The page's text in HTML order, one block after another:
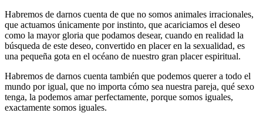
Habremos de darnos cuenta de que no somos animales irracionales,
que actuamos únicamente por instinto, que acariciamos el deseo
como la mayor gloria que podamos desear, cuando en realidad la
búsqueda de este deseo, convertido en placer en la sexualidad, es
una pequeña gota en el océano de nuestro gran placer espiritual.
Habremos de darnos cuenta también que podemos querer a todo el
mundo por igual, que no importa cómo sea nuestra pareja, qué sexo
tenga, la podemos amar perfectamente, porque somos iguales,
exactamente somos iguales.